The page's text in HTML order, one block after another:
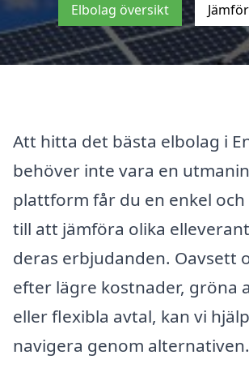
Elbolag översikt
Att hitta det bästa elbolag i
behöver inte vara en
plattform får du en enkel och
till att jämföra olika
deras erbjudanden. Oavsett
efter lägre kostnader, gröna
eller flexibla avtal, kan vi
navigera genom alternativen.